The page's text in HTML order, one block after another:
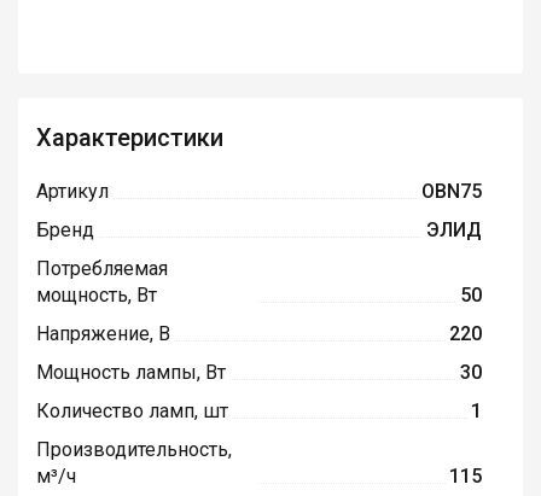
Характеристики
Артикул
OBN75
Бренд
ЭЛИД
Потребляемая
мощность, Вт
50
Напряжение, В
220
Мощность лампы, Вт
30
Количество ламп, шт
1
Производительность,
м³/ч
115